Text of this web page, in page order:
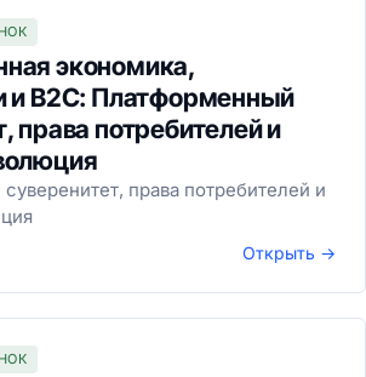
экономика,
и B2C: Платформенный
права потребителей и
права потребителей и
Открыть →